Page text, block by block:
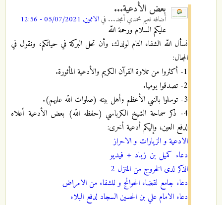
بعض الأدعية...
أضافه نعيم محمدي أمجد... فيالاثنين, 05/07/2021 - 12:56
عليكم السلام ورحمة اللّه
نسأل اللّه الشفاء التام لولدك، وأن تحل البركة في حياتكم، ونقول في
المجال:
1- أكثروا من تلاوة القرآن الكريم والأدعية المأثورة.
2- تصدقوا يوميا.
3- توسلوا بالنبي الأعظم وأهل بيته (صلوات اللّه عليهم).
4- ذكر سماحة الشيخ الكرباسي (حفظه اللّه) بعض الأدعية أعلاه
لدفع العين، وإليكم أدعية أخرى:
الادعية و الزيارات و الاحراز
دعاء كميل بن زياد + فيديو
الذكر لدى الخروج من المنزل 2
دعاء جامع لقضاء الحوائج و للشفاء من الامراض
دعاء الامام علي بن الحسين السجاد لدفع البلاء